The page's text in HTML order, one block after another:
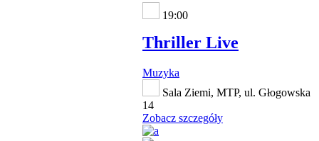
19:00
Thriller Live
Muzyka
Sala Ziemi, MTP, ul. Głogowska
14
Zobacz szczegóły